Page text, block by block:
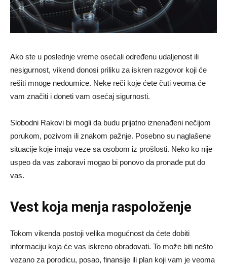
Ako ste u poslednje vreme osećali određenu udaljenost ili
nesigurnost, vikend donosi priliku za iskren razgovor koji će
rešiti mnoge nedoumice. Neke reči koje ćete čuti veoma će
vam značiti i doneti vam osećaj sigurnosti.
Slobodni Rakovi bi mogli da budu prijatno iznenađeni nečijom
porukom, pozivom ili znakom pažnje. Posebno su naglašene
situacije koje imaju veze sa osobom iz prošlosti. Neko ko nije
uspeo da vas zaboravi mogao bi ponovo da pronađe put do
vas.
Vest koja menja raspoloženje
Tokom vikenda postoji velika mogućnost da ćete dobiti
informaciju koja će vas iskreno obradovati. To može biti nešto
vezano za porodicu, posao, finansije ili plan koji vam je veoma